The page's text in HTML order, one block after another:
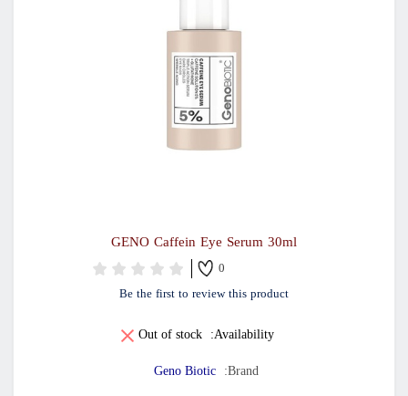
GENO Caffein Eye Serum 30ml
0
Be the first to review this product
Availability:
Out of stock
Brand:
Geno Biotic